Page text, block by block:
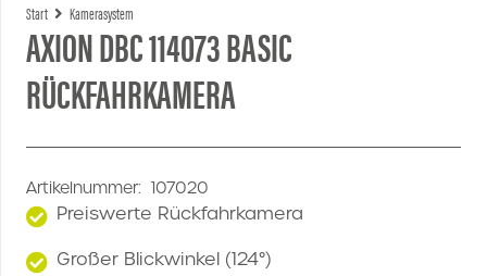
Start Kamerasystem
AXION DBC 114073 BASIC
RÜCKFAHRKAMERA
Artikelnummer: 107020
Preiswerte Rückfahrkamera
Großer Blickwinkel (124°)